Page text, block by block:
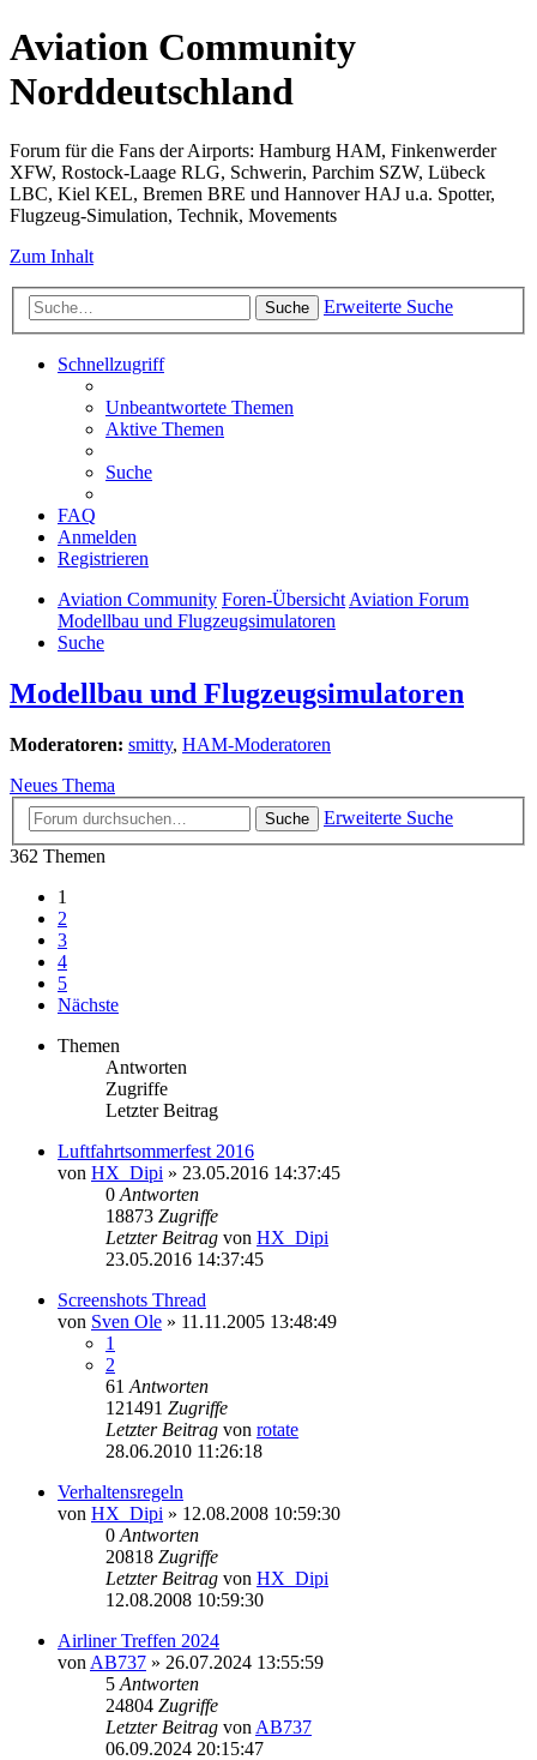
Aviation Community
Norddeutschland
Forum für die Fans der Airports: Hamburg HAM, Finkenwerder
XFW, Rostock-Laage RLG, Schwerin, Parchim SZW, Lübeck
LBC, Kiel KEL, Bremen BRE und Hannover HAJ u.a. Spotter,
Flugzeug-Simulation, Technik, Movements
Zum Inhalt
Suche Erweiterte Suche
Schnellzugriff
Unbeantwortete Themen
Aktive Themen
Suche
FAQ
Anmelden
Registrieren
Aviation Community Foren-ÜbersichtAviation Forum
Modellbau und Flugzeugsimulatoren
Suche
Modellbau und Flugzeugsimulatoren
Moderatoren: smitty, HAM-Moderatoren
Neues Thema
Suche
Erweiterte Suche
362 Themen
1
2
3
4
5
Nächste
Themen
Antworten
Zugriffe
Letzter Beitrag
Luftfahrtsommerfest 2016
von HX_Dipi » 23.05.2016 14:37:45
0 Antworten
18873 Zugriffe
Letzter Beitrag von HX_Dipi
23.05.2016 14:37:45
Screenshots Thread
von Sven Ole » 11.11.2005 13:48:49
1
2
61 Antworten
121491 Zugriffe
Letzter Beitrag von rotate
28.06.2010 11:26:18
Verhaltensregeln
von HX_Dipi » 12.08.2008 10:59:30
0 Antworten
20818 Zugriffe
Letzter Beitrag von HX_Dipi
12.08.2008 10:59:30
Airliner Treffen 2024
von AB737 » 26.07.2024 13:55:59
5 Antworten
24804 Zugriffe
Letzter Beitrag von AB737
06.09.2024 20:15:47